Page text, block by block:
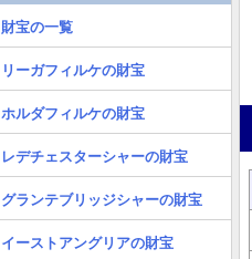
財宝の一覧
リーガフィルケの財宝
ホルダフィルケの財宝
レデチェスターシャーの財宝
グランテブリッジシャーの財宝
イーストアングリアの財宝